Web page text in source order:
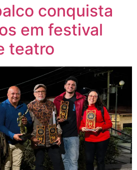
conquista
em festival
teatro